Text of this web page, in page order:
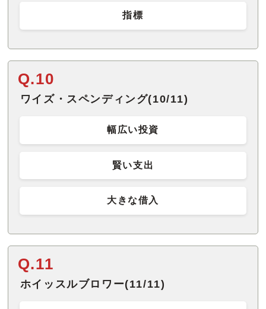
指標
Q.10
ワイズ・スペンディング(10/11)
幅広い投資
賢い支出
大きな借入
Q.11
ホイッスルブロワー(11/11)